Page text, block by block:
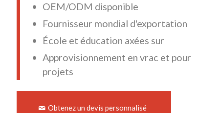
OEM/ODM disponible
Fournisseur mondial d'exportation
École et éducation axées sur
Approvisionnement en vrac et pour
projets
Obtenez un devis personnalisé